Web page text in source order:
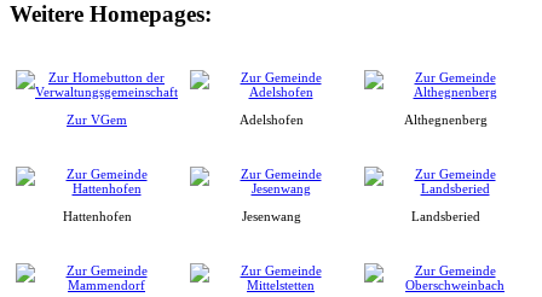
Weitere Homepages:
Zur VGem Adelshofen Althegnenberg
Hattenhofen Jesenwang Landsberied